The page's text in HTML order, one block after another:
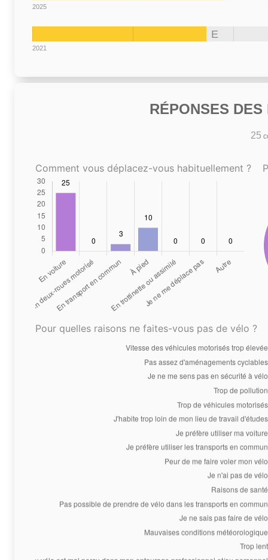
2025
E
2021
RÉPONSES
25
Comment vous déplacez-vous habituellement ?
Pour quelles raisons ne faites-vous pas de vélo ?